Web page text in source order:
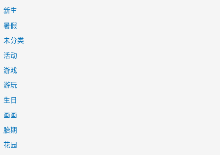
新生
暑假
未分类
活动
游戏
游玩
生日
画画
胎期
花园